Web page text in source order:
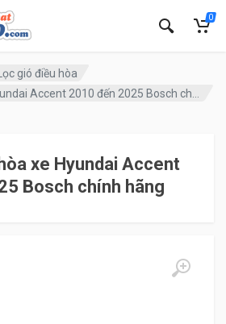
0
gió điều hòa
xe Hyundai Accent
Bosch chính hãng